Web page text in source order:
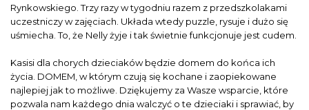
Rynkowskiego. Trzy razy w tygodniu razem z przedszkolakami
uczestniczy w zajęciach. Układa wtedy puzzle, rysuje i dużo się
uśmiecha. To, że Nelly żyje i tak świetnie funkcjonuje jest cudem.
Kasisi dla chorych dzieciaków będzie domem do końca ich
życia. DOMEM, w którym czują się kochane i zaopiekowane
najlepiej jak to możliwe. Dziękujemy za Wasze wsparcie, które
pozwala nam każdego dnia walczyć o te dzieciaki i sprawiać, by